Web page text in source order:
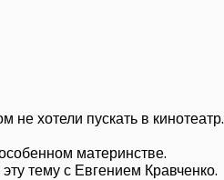
хотели пускать в кинотеатр.
материнстве.
тему с Евгением Кравченко.